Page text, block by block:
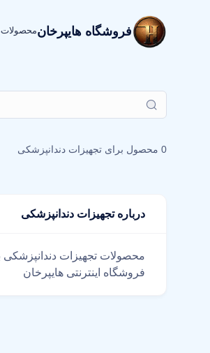
فروشگاه هایپرخانمحصولات
0 محصول برای تجهیزات دندانپزشکی
درباره تجهیزات دندانپزشکی
فروشگاه اینترنتی هایپرخان